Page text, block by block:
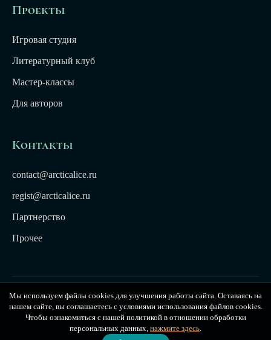
Проекты
Игровая студия
Литературный клуб
Мастер-классы
Для авторов
Контакты
contact@arcticalice.ru
regist@arcticalice.ru
Партнерство
Прочее
© 2022-2026 Издательство Арктики Лёд. Все права
защищены. Издательство Arctic Ice
Публичная оферта|Политика конфиденциальности
Мы используем файлы cookies для улучшения работы сайта. Оставаясь на
нашем сайте, вы соглашаетесь с условиями использования файлов cookies.
Чтобы ознакомиться с нашей политикой в отношении обработки
персональных данных, нажмите здесь.